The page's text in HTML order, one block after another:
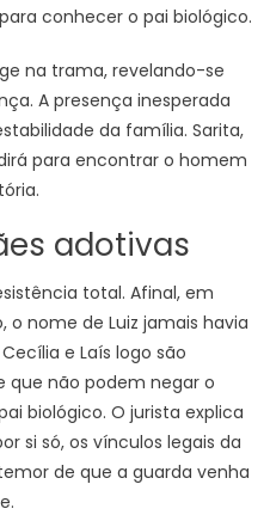
conhecer o pai biológico.
na trama, revelando-se
A presença inesperada
da família. Sarita,
para encontrar o homem
adotivas
total. Afinal, em
o nome de Luiz jamais havia
e Laís logo são
que não podem negar o
biológico. O jurista explica
si só, os vínculos legais da
de que a guarda venha